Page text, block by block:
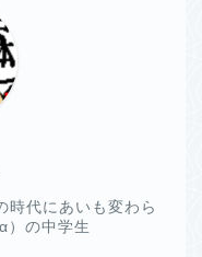
時代にあいも変わら
）の中学生